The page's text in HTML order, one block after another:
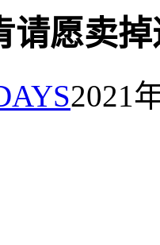
请愿卖
2021